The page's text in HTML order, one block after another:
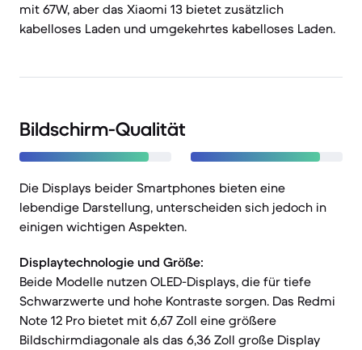
mit 67W, aber das Xiaomi 13 bietet zusätzlich
kabelloses Laden und umgekehrtes kabelloses Laden.
Bildschirm-Qualität
Die Displays beider Smartphones bieten eine
lebendige Darstellung, unterscheiden sich jedoch in
einigen wichtigen Aspekten.
Displaytechnologie und Größe:
Beide Modelle nutzen OLED-Displays, die für tiefe
Schwarzwerte und hohe Kontraste sorgen. Das Redmi
Note 12 Pro bietet mit 6,67 Zoll eine größere
Bildschirmdiagonale als das 6,36 Zoll große Display